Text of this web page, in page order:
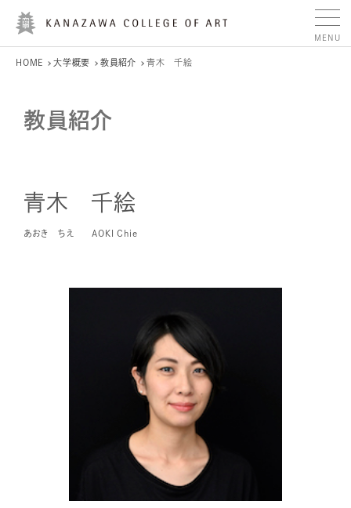
HOME 大学概要 教員紹介 青木 千絵
教員紹介
青木 千絵
あおき ちえ AOKI Chie